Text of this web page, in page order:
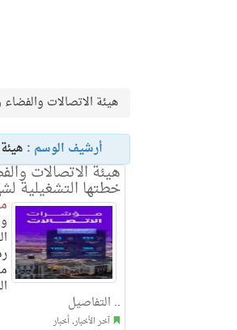
هيئة الاتصالات والفضاء
أرشيف الوسم :
هيئة الاتصالات
خطتها التشغيلية لشهر
.. التفاصيل
آخر الأخبار,أخبار